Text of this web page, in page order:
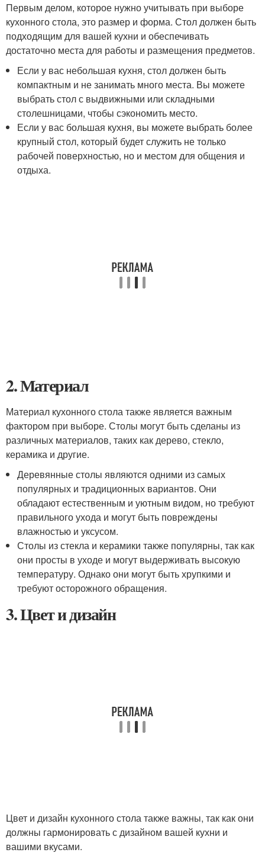
Первым делом, которое нужно учитывать при выборе
кухонного стола, это размер и форма. Стол должен быть
подходящим для вашей кухни и обеспечивать
достаточно места для работы и размещения предметов.
Если у вас небольшая кухня, стол должен быть
компактным и не занимать много места. Вы можете
выбрать стол с выдвижными или складными
столешницами, чтобы сэкономить место.
Если у вас большая кухня, вы можете выбрать более
крупный стол, который будет служить не только
рабочей поверхностью, но и местом для общения и
отдыха.
2. Материал
Материал кухонного стола также является важным
фактором при выборе. Столы могут быть сделаны из
различных материалов, таких как дерево, стекло,
керамика и другие.
Деревянные столы являются одними из самых
популярных и традиционных вариантов. Они
обладают естественным и уютным видом, но требуют
правильного ухода и могут быть повреждены
влажностью и уксусом.
Столы из стекла и керамики также популярны, так как
они просты в уходе и могут выдерживать высокую
температуру. Однако они могут быть хрупкими и
требуют осторожного обращения.
3. Цвет и дизайн
Цвет и дизайн кухонного стола также важны, так как они
должны гармонировать с дизайном вашей кухни и
вашими вкусами.